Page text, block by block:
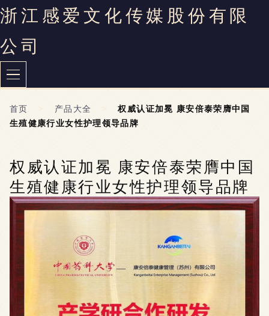
浙江感爱文化传媒股份有限
公司
首页 > 产品大全 >
权威认证加冕 康安倍泰荣膺中国
生殖健康行业女性护理领导品牌
权威认证加冕 康安倍泰荣膺中国
生殖健康行业女性护理领导品牌